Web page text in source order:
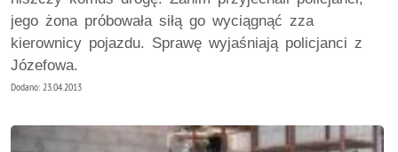
jego żona próbowała siłą go wyciągnąć zza
kierownicy pojazdu. Sprawę wyjaśniają policjanci z
Józefowa.
Dodano: 23.04.2013